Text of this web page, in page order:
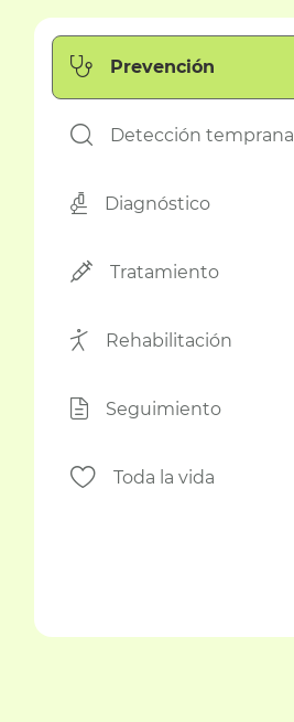
Prevención
Detección temprana
Diagnóstico
Tratamiento
Rehabilitación
Seguimiento
Toda la vida